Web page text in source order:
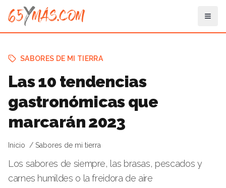
SABORES DE MI TIERRA
Las 10 tendencias
gastronómicas que
marcarán 2023
Inicio Sabores de mi tierra
Los sabores de siempre, las brasas, pescados y
carnes humildes o la freidora de aire